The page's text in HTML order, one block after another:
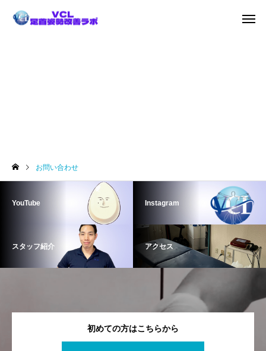
お問い合わせ
YouTube Instagram
スタッフ紹介 アクセス
初めての方はこちらから